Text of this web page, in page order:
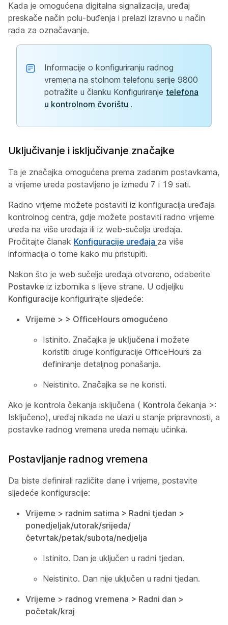
Kada je omogućena digitalna signalizacija, uređaj
preskače način polu-buđenja i prelazi izravno u način
rada za označavanje.
Informacije o konfiguriranju radnog
vremena na stolnom telefonu serije 9800
potražite u članku Konfiguriranje telefona
u kontrolnom čvorištu .
Uključivanje i isključivanje značajke
Ta je značajka omogućena prema zadanim postavkama,
a vrijeme ureda postavljeno je između 7 i 19 sati.
Radno vrijeme možete postaviti iz konfiguracija uređaja
kontrolnog centra, gdje možete postaviti radno vrijeme
ureda na više uređaja ili iz web-sučelja uređaja.
Pročitajte članak Konfiguracije uređaja za više
informacija o tome kako mu pristupiti.
Nakon što je web sučelje uređaja otvoreno, odaberite
Postavke iz izbornika s lijeve strane. U odjeljku
Konfiguracije konfigurirajte sljedeće:
Vrijeme > > OfficeHours omogućeno
Istinito. Značajka je uključena i možete
koristiti druge konfiguracije OfficeHours za
definiranje detaljnog ponašanja.
Neistinito. Značajka se ne koristi.
Ako je kontrola čekanja isključena ( Kontrola čekanja >:
Isključeno), uređaj nikada ne ulazi u stanje pripravnosti, a
postavke radnog vremena ureda nemaju učinka.
Postavljanje radnog vremena
Da biste definirali različite dane i vrijeme, postavite
sljedeće konfiguracije:
Vrijeme > radnim satima > Radni tjedan >
ponedjeljak/utorak/srijeda/
četvrtak/petak/subota/nedjelja
Istinito. Dan je uključen u radni tjedan.
Neistinito. Dan nije uključen u radni tjedan.
Vrijeme > radnog vremena > Radni dan >
početak/kraj